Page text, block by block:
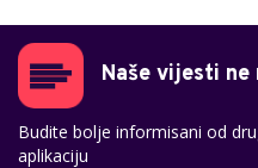
Naše vijesti
Budite bolje informisani od
aplikaciju